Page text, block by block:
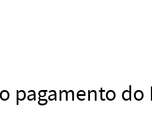
pagamento do